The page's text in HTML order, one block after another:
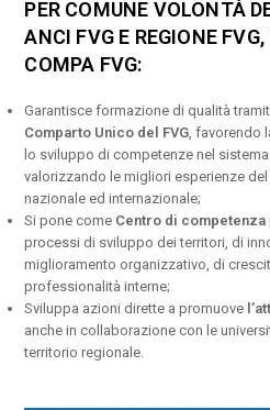
PER COMUNE VOLONTÀ
ANCI FVG E REGIONE
COMPA FVG:
Garantisce formazione di qualità
Comparto Unico del FVG, favorendo
lo sviluppo di competenze nel sistema
valorizzando le migliori esperienze
nazionale ed internazionale;
Si pone come Centro di competenza
processi di sviluppo dei territori, di
miglioramento organizzativo, di
professionalità interne;
Sviluppa azioni dirette a promuove
anche in collaborazione con le
territorio regionale.